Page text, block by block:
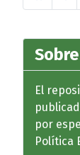
El
por
Política